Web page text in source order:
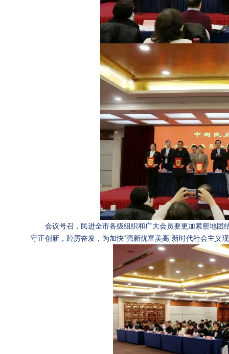
会议号召，民进全市各级组织和广大会员要更加紧密地
守正创新，踔厉奋发，为加快“强新优富美高”新时代社会主义